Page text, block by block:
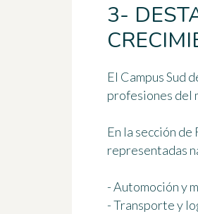
3-
El Campus Sud
profesiones del
En la sección
representadas
- Automoción y
- Transporte y